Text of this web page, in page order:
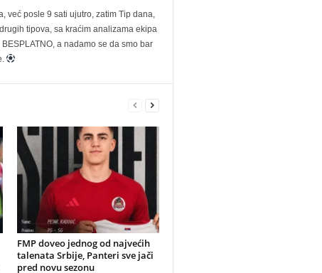
već posle 9 sati ujutro, zatim Tip dana,
tipova, sa kraćim analizama ekipa
a nadamo se da smo bar
FMP doveo jednog od najvećih
talenata Srbije, Panteri sve jači
pred novu sezonu